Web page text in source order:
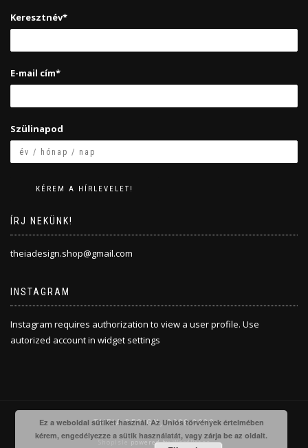
Keresztnév*
E-mail cím*
Szülinapod
ÍRJ NEKÜNK!
theiadesign.shop@gmail.com
INSTAGRAM
Instagram requires authorization to view a user profile. Use
autorized account in widget settings
THEIA DESIGN, 2008-2020
powered byWordPress
Ez a weboldal sütiket használ. Az Uniós törvények értelmében
kérem, engedélyezze a sütik használatát, vagy zárja be az oldalt.